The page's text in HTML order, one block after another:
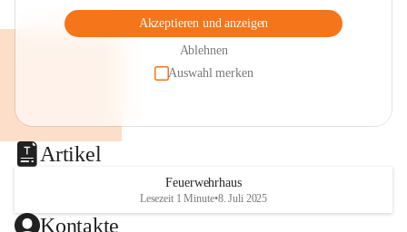
Akzeptieren und anzeigen
Ablehnen
Auswahl merken
Artikel
Feuerwehrhaus
Lesezeit 1 Minute•8. Juli 2025
Kontakte